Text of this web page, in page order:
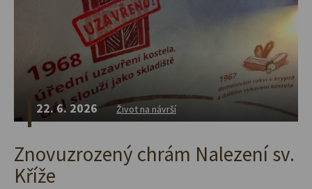
22. 6. 2026 Život na návrší
Znovuzrozený chrám Nalezení sv.
Kříže